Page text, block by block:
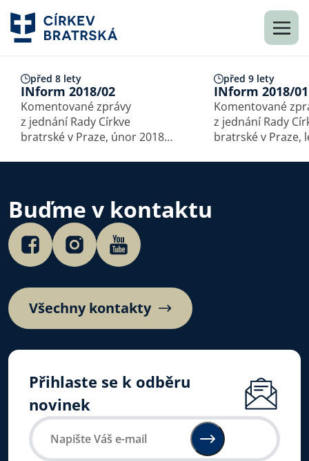
před 8 lety
INform 2018/02
Komentované zprávy
z jednání Rady Církve
bratrské v Praze, únor 2018
informovala členy Rady
o činnosti Diakonie CB, která
se v minulých letech…
před 9 lety
INform 2018/01
Komentované
z jednání Rady
bratrské v Praze,
Buďme v kontaktu
Všechny kontakty
Přihlaste se k odběru
novinek